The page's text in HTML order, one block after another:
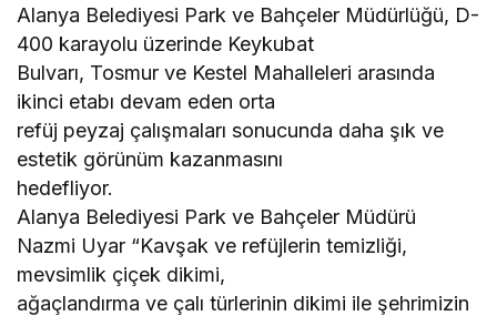
Alanya Belediyesi Park ve Bahçeler Müdürlüğü, D-
400 karayolu üzerinde Keykubat
Bulvarı, Tosmur ve Kestel Mahalleleri arasında
ikinci etabı devam eden orta
refüj peyzaj çalışmaları sonucunda daha şık ve
estetik görünüm kazanmasını
hedefliyor.
Alanya Belediyesi Park ve Bahçeler Müdürü
Nazmi Uyar “Kavşak ve refüjlerin temizliği,
mevsimlik çiçek dikimi,
ağaçlandırma ve çalı türlerinin dikimi ile şehrimizin